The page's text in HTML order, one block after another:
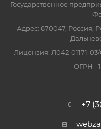
Государственное
Адрес: 670047, Россия,
Лицензия: Л042-01171-
ОГРН -
+7